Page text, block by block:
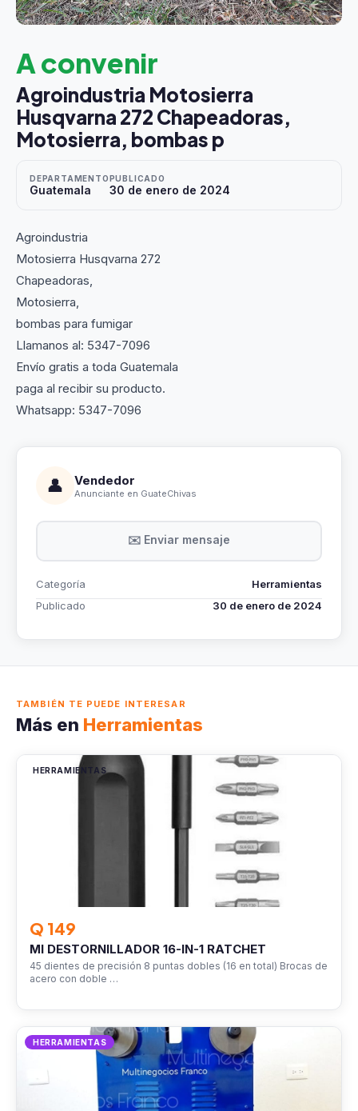
A convenir
Agroindustria Motosierra
Husqvarna 272 Chapeadoras,
Motosierra, bombas p
DEPARTAMENTO
Guatemala
PUBLICADO
30 de enero de 2024
Agroindustria
Motosierra Husqvarna 272
Chapeadoras,
Motosierra,
bombas para fumigar
Llamanos al: 5347-7096
Envío gratis a toda Guatemala
paga al recibir su producto.
Whatsapp: 5347-7096
👤 Vendedor
Anunciante en GuateChivas
✉️ Enviar mensaje
Categoría
Herramientas
Publicado
30 de enero de 2024
TAMBIÉN TE PUEDE INTERESAR
Más en Herramientas
HERRAMIENTAS
Q 149
MI DESTORNILLADOR 16-IN-1 RATCHET
45 dientes de precisión 8 puntas dobles (16 en total) Brocas de
acero con doble …
HERRAMIENTAS